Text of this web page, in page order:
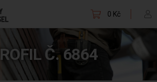
0 Kč
Č. 6864